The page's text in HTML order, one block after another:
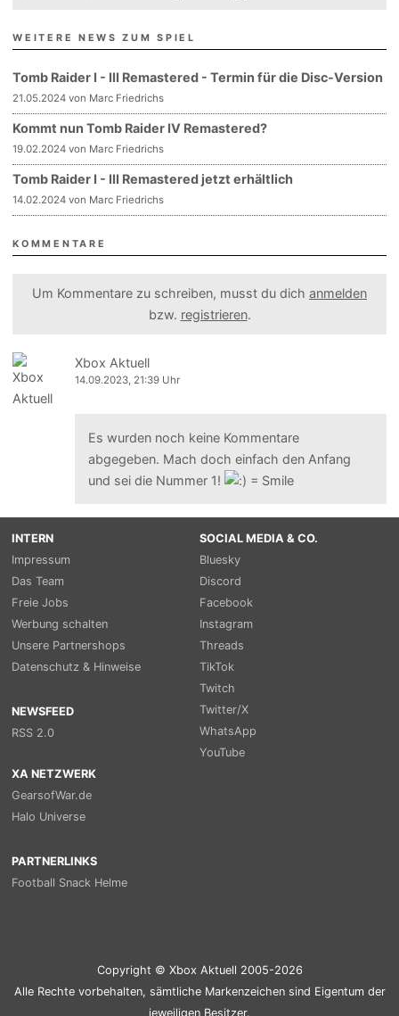
WEITERE NEWS ZUM SPIEL
Tomb Raider I - III Remastered - Termin für die Disc-Version
21.05.2024 von Marc Friedrichs
Kommt nun Tomb Raider IV Remastered?
19.02.2024 von Marc Friedrichs
Tomb Raider I - III Remastered jetzt erhältlich
14.02.2024 von Marc Friedrichs
KOMMENTARE
Um Kommentare zu schreiben, musst du dich anmelden
bzw. registrieren.
Xbox Aktuell
14.09.2023, 21:39 Uhr
Es wurden noch keine Kommentare
abgegeben. Mach doch einfach den Anfang
und sei die Nummer 1!
INTERN
Impressum
Das Team
Freie Jobs
Werbung schalten
Unsere Partnershops
Datenschutz & Hinweise
NEWSFEED
RSS 2.0
SOCIAL MEDIA & CO.
Bluesky
Discord
Facebook
Instagram
Threads
TikTok
Twitch
Twitter/X
WhatsApp
YouTube
XA NETZWERK
GearsofWar.de
Halo Universe
PARTNERLINKS
Football Snack Helme
Copyright © Xbox Aktuell 2005-2026
Alle Rechte vorbehalten, sämtliche Markenzeichen sind Eigentum der
jeweiligen Besitzer.